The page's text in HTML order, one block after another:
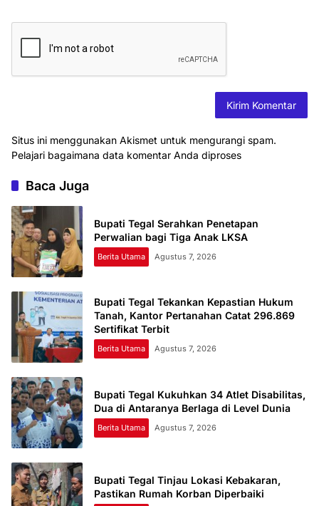
Situs ini menggunakan Akismet untuk mengurangi spam.
Pelajari bagaimana data komentar Anda diproses
Baca Juga
Bupati Tegal Serahkan Penetapan
Perwalian bagi Tiga Anak LKSA
Berita Utama Agustus 7, 2026
Bupati Tegal Tekankan Kepastian Hukum
Tanah, Kantor Pertanahan Catat 296.869
Sertifikat Terbit
Berita Utama Agustus 7, 2026
Bupati Tegal Kukuhkan 34 Atlet Disabilitas,
Dua di Antaranya Berlaga di Level Dunia
Berita Utama Agustus 7, 2026
Bupati Tegal Tinjau Lokasi Kebakaran,
Pastikan Rumah Korban Diperbaiki